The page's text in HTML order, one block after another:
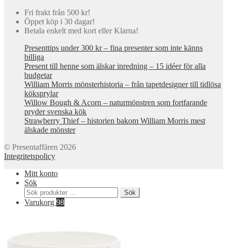
Fri frakt från 500 kr!
Öppet köp i 30 dagar!
Betala enkelt med kort eller Klarna!
Presenttips under 300 kr – fina presenter som inte känns
billiga
Present till henne som älskar inredning – 15 idéer för alla
budgetar
William Morris mönsterhistoria – från tapetdesigner till tidlösa
köksprylar
Willow Bough & Acorn – naturmönstren som fortfarande
pryder svenska kök
Strawberry Thief – historien bakom William Morris mest
älskade mönster
© Presentaffären 2026
Integritetspolicy
Mitt konto
Sök
Sök
efter:
Sök
Varukorg 98